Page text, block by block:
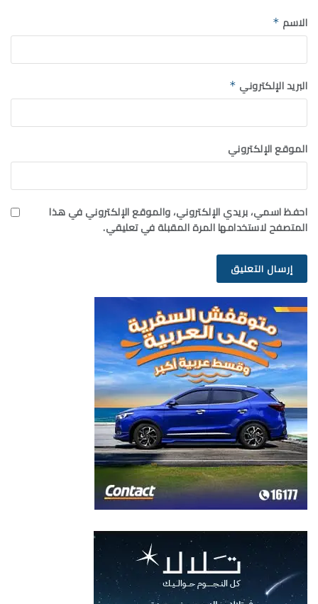
الاسم *
البريد الإلكتروني *
الموقع الإلكتروني
احفظ اسمي، بريدي الإلكتروني، والموقع الإلكتروني في هذا
المتصفح لاستخدامها المرة المقبلة في تعليقي.